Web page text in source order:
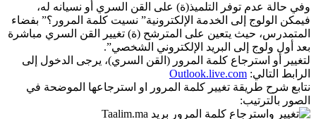
وفي حالة عدم توفر التلميذ(ة) على القن السري أو نسيانه له،
فيمكن الولوج إلى الخدمة الإلكترونية” نسيت كلمة المرور؟” بفضاء
المتمدرس، حيث يتعين على المترشح (ة) تغيير القن السري مباشرة
بعد أول ولوج إلى البريد الإلكتروني الشخصي”.
لتغيير أو استرجاع كلمة المرور (القن السري)، يرجى الدخول إلى
الرابط التالي: Outlook.live.com
نتابع شرح طريقة تغيير كلمة المرور او استرجاعها الموضحة في
الصور بالترتيب: